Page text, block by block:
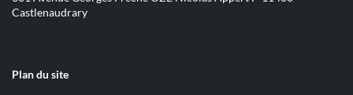
fenêtre)
une
Castlenaudrary
Plan du site